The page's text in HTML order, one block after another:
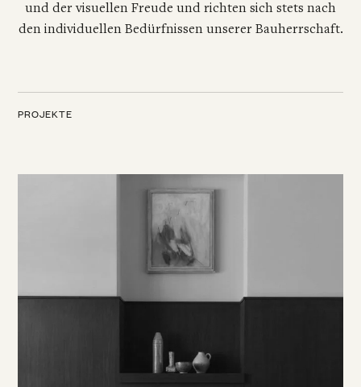
und der visuellen Freude und richten sich stets nach
den individuellen Bedürfnissen unserer Bauherrschaft.
PROJEKTE